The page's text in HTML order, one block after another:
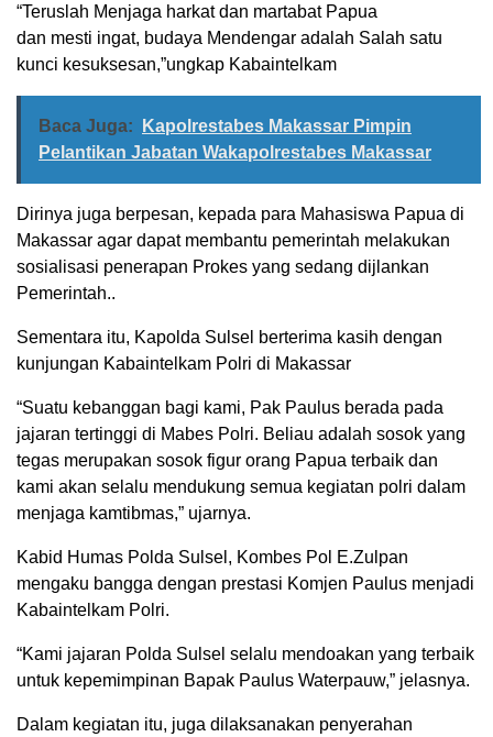
“Teruslah Menjaga harkat dan martabat Papua
dan mesti ingat, budaya Mendengar adalah Salah satu
kunci kesuksesan,”ungkap Kabaintelkam
Baca Juga:
Kapolrestabes Makassar Pimpin
Pelantikan Jabatan Wakapolrestabes Makassar
Dirinya juga berpesan, kepada para Mahasiswa Papua di
Makassar agar dapat membantu pemerintah melakukan
sosialisasi penerapan Prokes yang sedang dijlankan
Pemerintah..
Sementara itu, Kapolda Sulsel berterima kasih dengan
kunjungan Kabaintelkam Polri di Makassar
“Suatu kebanggan bagi kami, Pak Paulus berada pada
jajaran tertinggi di Mabes Polri. Beliau adalah sosok yang
tegas merupakan sosok figur orang Papua terbaik dan
kami akan selalu mendukung semua kegiatan polri dalam
menjaga kamtibmas,” ujarnya.
Kabid Humas Polda Sulsel, Kombes Pol E.Zulpan
mengaku bangga dengan prestasi Komjen Paulus menjadi
Kabaintelkam Polri.
“Kami jajaran Polda Sulsel selalu mendoakan yang terbaik
untuk kepemimpinan Bapak Paulus Waterpauw,” jelasnya.
Dalam kegiatan itu, juga dilaksanakan penyerahan